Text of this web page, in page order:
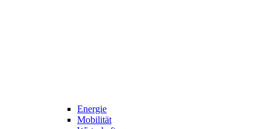
Energie
Mobilität